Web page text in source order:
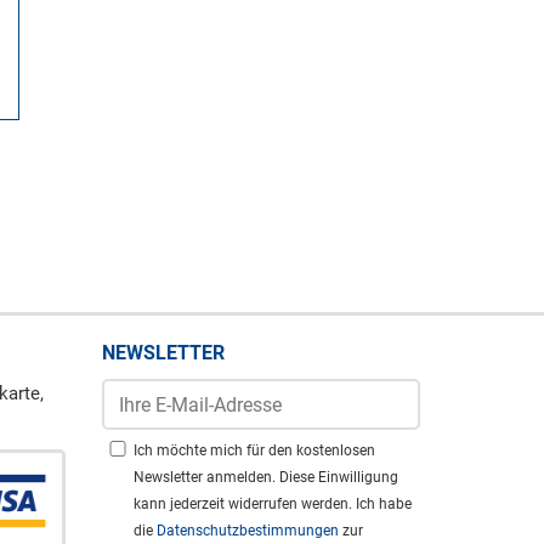
NEWSLETTER
Ich möchte mich für den kostenlosen
Newsletter anmelden. Diese Einwilligung
kann jederzeit widerrufen werden. Ich habe
die Datenschutzbestimmungen zur